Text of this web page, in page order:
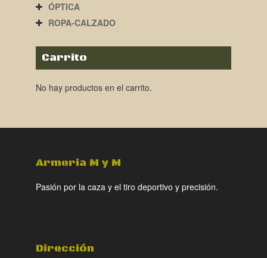
ÓPTICA
ROPA-CALZADO
Carrito
No hay productos en el carrito.
Armeria M y M
Pasión por la caza y el tiro deportivo y precisión.
Dirección